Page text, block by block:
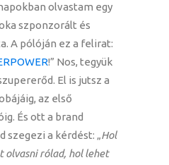
olvastam egy
szponzorált és
A pólóján ez a felirat:
!” Nos, tegyük
El is jutsz a
az első
És ott a brand
szegezi a kérdést: „Hol
olvasni rólad, hol lehet